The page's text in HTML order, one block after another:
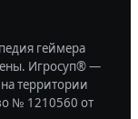
геймера
Игросуп® —
территории
№ 1210560 от